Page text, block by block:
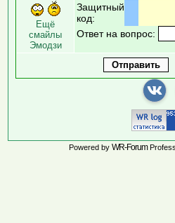
Ещё
смайлы
Эмодзи
Защитный
код:
Ответ на вопрос:
Powered by WR-Forum